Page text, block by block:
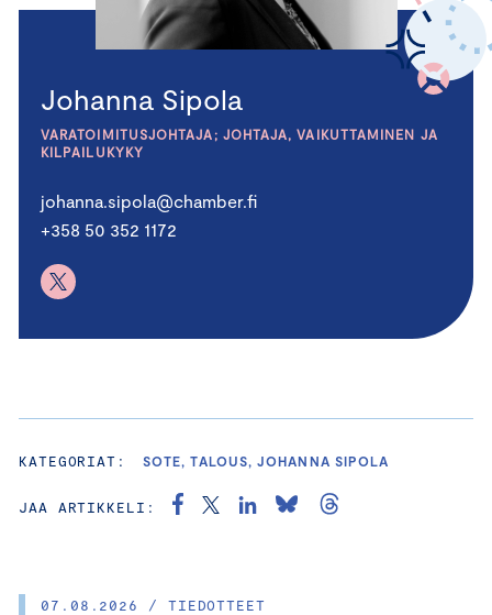
07.08.2026 / TIEDOTTEET
Johanna Sipola
VARATOIMITUSJOHTAJA; JOHTAJA, VAIKUTTAMINEN JA
KILPAILUKYKY
johanna.sipola@chamber.fi
+358 50 352 1172
KATEGORIAT: SOTE, TALOUS, JOHANNA SIPOLA
JAA ARTIKKELI: